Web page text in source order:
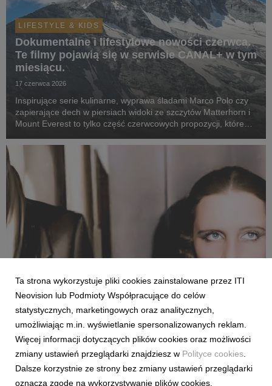
LIFESTYLE & KIDS
Dokumentalne i lifestylowe nowości czerwca.
Te filmy pojawią się w serwisie CANAL+ w tym
miesiącu.
17 czerwca 2026
Inspirujące serie kulinarne, wyprawa śladami Marco Polo czy
zapierające dech w piersiach widoki ze szczytów Matterhorn i
Mount Everest to tylko część czerwcowych propozycji, które
LIFESTYLE & KIDS
Dokumenty i programy lifestyle, które pojawiły
się w maju w CANAL+.
27 maja 2026
Opowieść o talencie Tamary Łempickiej, fascynujące wyzwania
architektoniczne, historia II wojny światowej w ujęciu
Ta strona wykorzystuje pliki cookies zainstalowane przez ITI
Neovision lub Podmioty Współpracujące do celów
statystycznych, marketingowych oraz analitycznych,
umożliwiając m.in. wyświetlanie spersonalizowanych reklam.
Więcej informacji dotyczących plików cookies oraz możliwości
zmiany ustawień przeglądarki znajdziesz w Polityce cookies
Dalsze korzystnie ze strony bez zmiany ustawień przeglądarki
oznacza zgodę na wykorzystywanie plików cookies.